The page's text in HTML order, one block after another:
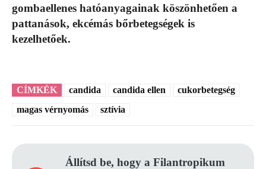
gombaellenes hatóanyagainak köszönhetően a
pattanások, ekcémás bőrbetegségek is
kezelhetőek.
CÍMKÉK candida candida ellen
cukorbetegség
magas vérnyomás
sztívia
Állítsd be, hogy a Filantropikum